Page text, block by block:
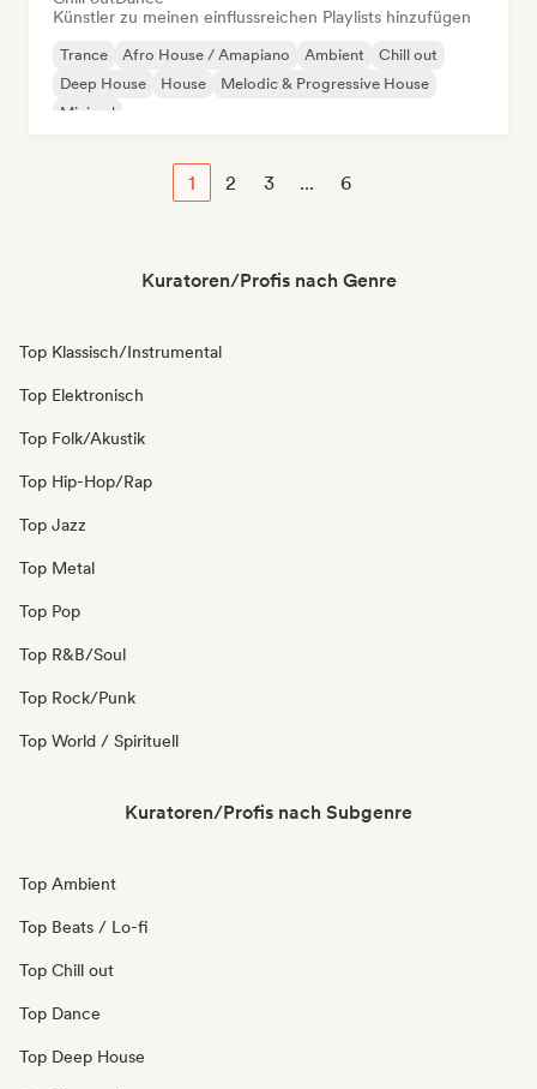
Künstler zu meinen einflussreichen Playlists hinzufügen
Trance Afro House / Amapiano Ambient
Chill out
Deep House
House
Melodic & Progressive House
Minimal
1 2 3 ... 6
Kuratoren/Profis nach Genre
Top Klassisch/Instrumental
Top Elektronisch
Top Folk/Akustik
Top Hip-Hop/Rap
Top Jazz
Top Metal
Top Pop
Top R&B/Soul
Top Rock/Punk
Top World / Spirituell
Kuratoren/Profis nach Subgenre
Top Ambient
Top Beats / Lo-fi
Top Chill out
Top Dance
Top Deep House